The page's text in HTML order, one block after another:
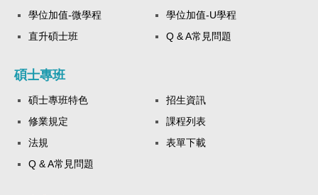
學位加值-微學程
學位加值-U學程
直升碩士班
Q & A常見問題
碩士專班
碩士專班特色
招生資訊
修業規定
課程列表
法規
表單下載
Q & A常見問題